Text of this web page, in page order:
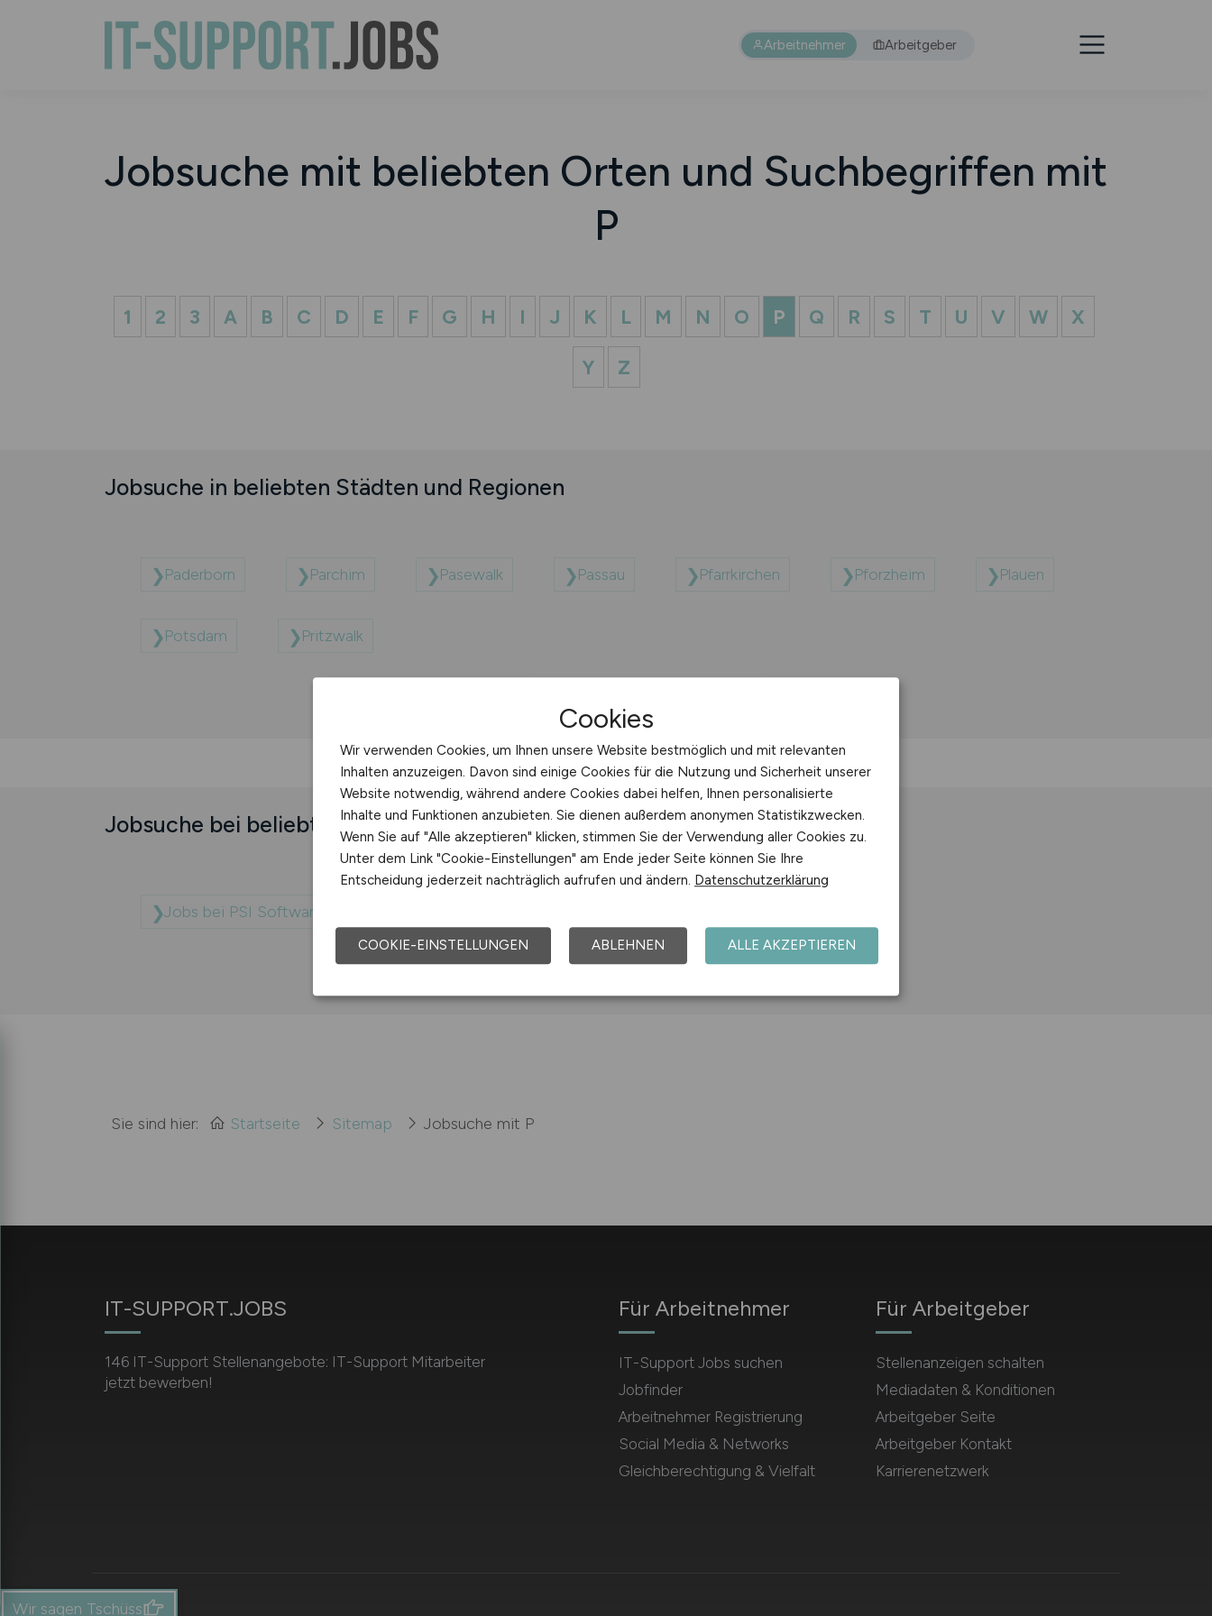
Arbeitnehmer Arbeitgeber
Jobsuche mit beliebten Orten und Suchbegriffen mit
P
1 2 3 A B C D E F G H I J K L M N O P Q R S T U V W X
Y Z
Jobsuche in beliebten Städten und Regionen
Paderborn Parchim Pasewalk Passau Pfarrkirchen Pforzheim Plauen
Potsdam Pritzwalk
Jobsuche bei beliebten Unternehmen
Jobs bei PSI Software SE Grid & Energy Management
Sie sind hier: Startseite Sitemap Jobsuche mit P
IT-SUPPORT.JOBS
146 IT-Support Stellenangebote: IT-Support Mitarbeiter
jetzt bewerben!
Für Arbeitnehmer
IT-Support Jobs suchen
Jobfinder
Arbeitnehmer Registrierung
Social Media & Networks
Gleichberechtigung & Vielfalt
Für Arbeitgeber
Stellenanzeigen schalten
Mediadaten & Konditionen
Arbeitgeber Seite
Arbeitgeber Kontakt
Karrierenetzwerk
Wir sagen Tschüss
Cookies
Wir verwenden Cookies, um Ihnen unsere Website bestmöglich und mit relevanten
Inhalten anzuzeigen. Davon sind einige Cookies für die Nutzung und Sicherheit unserer
Website notwendig, während andere Cookies dabei helfen, Ihnen personalisierte
Inhalte und Funktionen anzubieten. Sie dienen außerdem anonymen Statistikzwecken.
Wenn Sie auf "Alle akzeptieren" klicken, stimmen Sie der Verwendung aller Cookies zu.
Unter dem Link "Cookie-Einstellungen" am Ende jeder Seite können Sie Ihre
Entscheidung jederzeit nachträglich aufrufen und ändern. Datenschutzerklärung
COOKIE-EINSTELLUNGEN ABLEHNEN ALLE AKZEPTIEREN